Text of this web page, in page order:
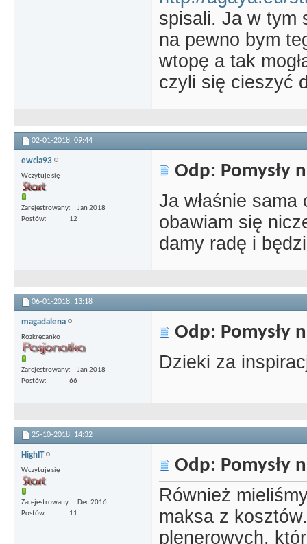
spisali. Ja w tym
na pewno bym
wtopę a tak
czyli się cieszyć
02-01-2018, 09:44
ewcia93
Wczytuje się
Zarejestrowany
Jan 2018
Postów
12
Odp: Pomysły
Ja właśnie
obawiam się
damy radę i
06-01-2018, 13:18
magadalena
Rozkręcanko
Zarejestrowany
Jan 2018
Postów
66
Odp: Pomysły
Dzieki za
25-10-2018, 14:32
HighIT
Wczytuje się
Zarejestrowany
Dec 2016
Postów
11
Odp: Pomysły
Również
maksa z
plenerowych,